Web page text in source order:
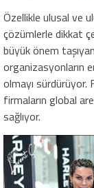
Özellikle ulusal ve
çözümlerle dikkat
büyük önem
organizasyonların
olmayı sürdürüyor.
firmaların global
sağlıyor.